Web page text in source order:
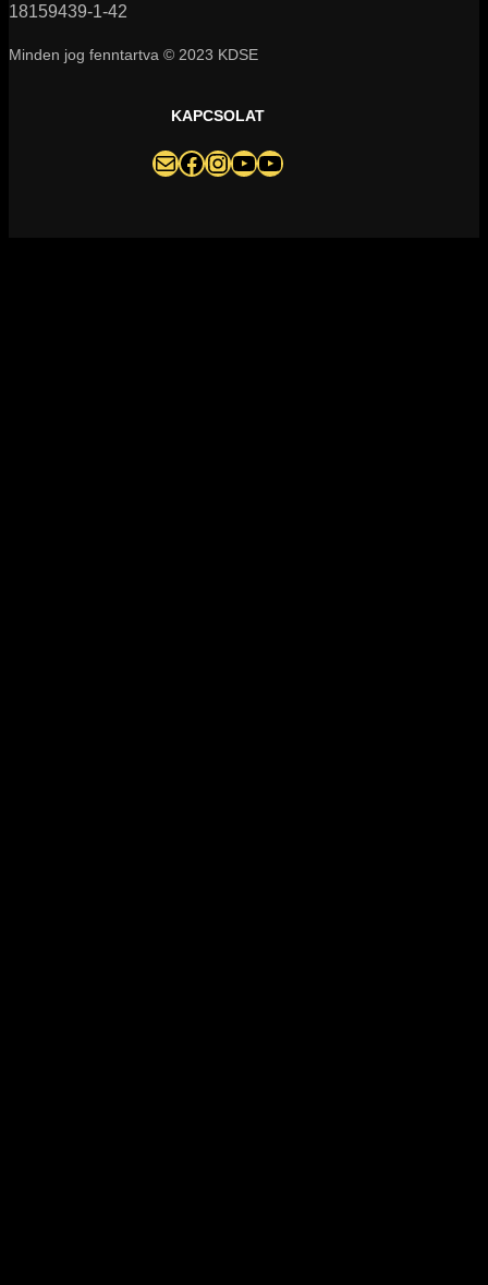
18159439-1-42
Minden jog fenntartva © 2023 KDSE
KAPCSOLAT
darazsak@darazsak.hu @kobanyaidarazsak @darazsak Kőbányai Darazsak csatorna Darazsak Online Basketball csatorna